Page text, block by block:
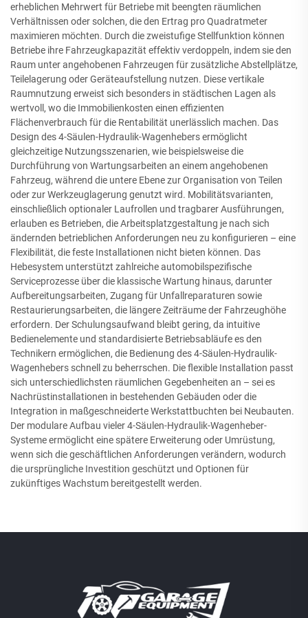
erheblichen Mehrwert für Betriebe mit beengten räumlichen
Verhältnissen oder solchen, die den Ertrag pro Quadratmeter
maximieren möchten. Durch die zweistufige Stellfunktion können
Betriebe ihre Fahrzeugkapazität effektiv verdoppeln, indem sie den
Raum unter angehobenen Fahrzeugen für zusätzliche Abstellplätze,
Teilelagerung oder Geräteaufstellung nutzen. Diese vertikale
Raumnutzung erweist sich besonders in städtischen Lagen als
wertvoll, wo die Immobilienkosten einen effizienten
Flächenverbrauch für die Rentabilität unerlässlich machen. Das
Design des 4-Säulen-Hydraulik-Wagenhebers ermöglicht
gleichzeitige Nutzungsszenarien, wie beispielsweise die
Durchführung von Wartungsarbeiten an einem angehobenen
Fahrzeug, während die untere Ebene zur Organisation von Teilen
oder zur Werkzeuglagerung genutzt wird. Mobilitätsvarianten,
einschließlich optionaler Laufrollen und tragbarer Ausführungen,
erlauben es Betrieben, die Arbeitsplatzgestaltung je nach sich
ändernden betrieblichen Anforderungen neu zu konfigurieren – eine
Flexibilität, die feste Installationen nicht bieten können. Das
Hebesystem unterstützt zahlreiche automobilspezifische
Serviceprozesse über die klassische Wartung hinaus, darunter
Aufbereitungsarbeiten, Zugang für Unfallreparaturen sowie
Restaurierungsarbeiten, die längere Zeiträume der Fahrzeughöhe
erfordern. Der Schulungsaufwand bleibt gering, da intuitive
Bedienelemente und standardisierte Betriebsabläufe es den
Technikern ermöglichen, die Bedienung des 4-Säulen-Hydraulik-
Wagenhebers schnell zu beherrschen. Die flexible Installation passt
sich unterschiedlichsten räumlichen Gegebenheiten an – sei es
Nachrüstinstallationen in bestehenden Gebäuden oder die
Integration in maßgeschneiderte Werkstattbuchten bei Neubauten.
Der modulare Aufbau vieler 4-Säulen-Hydraulik-Wagenheber-
Systeme ermöglicht eine spätere Erweiterung oder Umrüstung,
wenn sich die geschäftlichen Anforderungen verändern, wodurch
die ursprüngliche Investition geschützt und Optionen für
zukünftiges Wachstum bereitgestellt werden.